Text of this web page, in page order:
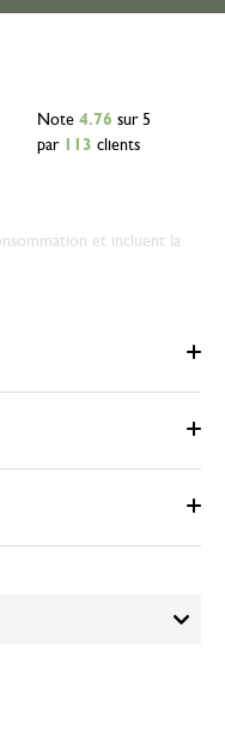
Note 4.76 sur 5
par
113 clients
et incluent la